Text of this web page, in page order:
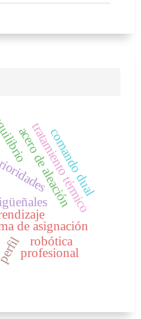
acero de aleación
tratamiento térmico
comando dual
de asignación
robótica
perfilprofesional